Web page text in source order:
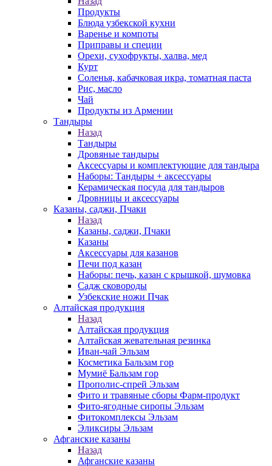
Продукты
Блюда узбекской кухни
Варенье и компоты
Приправы и специи
Орехи, сухофрукты, халва, мед
Курт
Соленья, кабачковая икра, томатная паста
Рис, масло
Чай
Продукты из Армении
Тандыры
Назад
Тандыры
Дровяные тандыры
Аксессуары и комплектующие для тандыра
Наборы: Тандыры + аксессуары
Керамическая посуда для тандыров
Дровницы и аксессуары
Казаны, саджи, Пчаки
Назад
Казаны, саджи, Пчаки
Казаны
Аксессуары для казанов
Печи под казан
Наборы: печь, казан с крышкой, шумовка
Садж сковороды
Узбекские ножи Пчак
Алтайская продукция
Назад
Алтайская продукция
Алтайская жевательная резинка
Иван-чай Эльзам
Косметика Бальзам гор
Мумиё Бальзам гор
Прополис-спрей Эльзам
Фито и травяные сборы Фарм-продукт
Фито-ягодные сиропы Эльзам
Фитокомплексы Эльзам
Эликсиры Эльзам
Афганские казаны
Назад
Афганские казаны